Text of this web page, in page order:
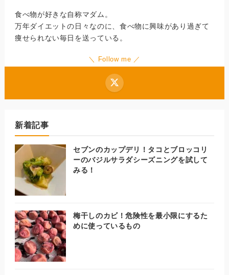
食べ物が好きな自称マダム。
万年ダイエットの日々なのに、食べ物に興味があり過ぎて
痩せられない毎日を送っている。
＼ Follow me ／
新着記事
セブンのカップデリ！タコとブロッコリ
ーのバジルサラダシーズニングを試して
みる！
梅干しのカビ！危険性を最小限にするた
めに使っているもの